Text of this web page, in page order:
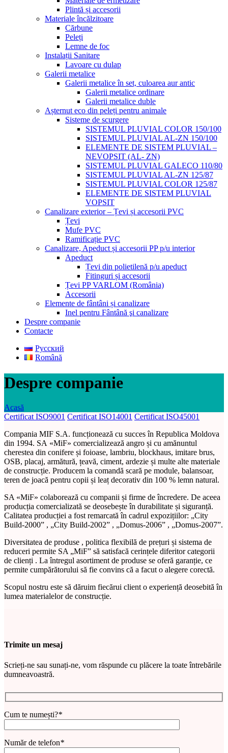
Plintă și accesorii
Materiale încălzitoare
Cărbune
Peleți
Lemne de foc
Instalații Sanitare
Lavoare cu dulap
Galerii metalice
Galerii metalice în set, culoarea aur antic
Galerii metalice ordinare
Galerii metalice duble
Așternut eco din peleți pentru animale
Sisteme de scurgere
SISTEMUL PLUVIAL COLOR 150/100
SISTEMUL PLUVIAL AL-ZN 150/100
ELEMENTE DE SISTEM PLUVIAL –
NEVOPSIT (AL- ZN)
SISTEMUL PLUVIAL GALECO 110/80
SISTEMUL PLUVIAL AL-ZN 125/87
SISTEMUL PLUVIAL COLOR 125/87
ELEMENTE DE SISTEM PLUVIAL
VOPSIT
Canalizare exterior – Țevi și accesorii PVC
Țevi
Mufe PVC
Ramificație PVC
Canalizare, Apeduct și accesorii PP p/u interior
Apeduct
Țevi din polietilenă p/u apeduct
Fitinguri și accesorii
Țevi PP VARLOM (România)
Accesorii
Elemente de fântâni și canalizare
Inel pentru Fântână şi canalizare
Despre companie
Contacte
Русский
Română
Despre companie
Acasă
Certificat ISO9001 Certificat ISO14001 Certificat ISO45001
Compania MIF S.A. funcționează cu succes în Republica Moldova
din 1994. SА «МiF» comercializează angro și cu amănuntul
cherestea din conifere și foioase, lambriu, blockhaus, imitare brus,
OSB, placaj, armătură, țeavă, ciment, ardezie și multe alte materiale
de construcție. Producem la comandă scară pe module, balansoar,
teren de joacă pentru copii și leaț decorativ din 100 % lemn natural.
SA «МiF» colaborează cu companii și firme de încredere. De aceea
producția comercializată se deosebește în durabilitate și siguranță.
Calitatea producției a fost remarcată în cadrul expozițiilor: „City
Build-2000” , „City Build-2002” , „Domus-2006” , „Domus-2007”.
Diversitatea de produse , politica flexibilă de prețuri și sistema de
reduceri permite SA „MiF” să satisfacă cerințele diferitor categorii
de clienți . La întregul asortiment de produse se oferă garanție, ce
permite cumpărătorului să fie convins că a facut o alegere corectă.
Scopul nostru este să dăruim fiecărui client o experiență deosebită în
lumea materialelor de construcție.
Trimite un mesaj
Scrieți-ne sau sunați-ne, vom răspunde cu plăcere la toate întrebările
dumneavoastră.
Cum te numești?*
Număr de telefon*